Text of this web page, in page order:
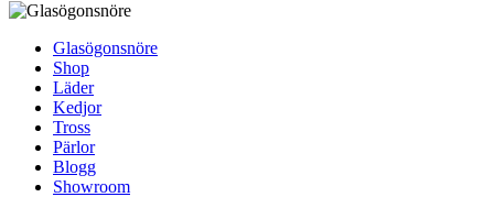
Glasögonsnöre
Shop
Läder
Kedjor
Tross
Pärlor
Blogg
Showroom